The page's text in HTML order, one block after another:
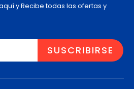
y Recibe todas las ofertas y